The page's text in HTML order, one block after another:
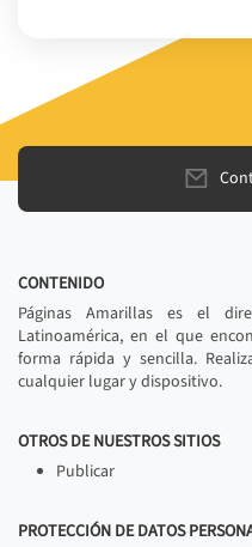
CONTENIDO
Páginas Amarillas es el
Latinoamérica, en el que
forma rápida y sencilla.
cualquier lugar y dispositivo.
OTROS DE NUESTROS SITIOS
Publicar
PROTECCIÓN DE DATOS